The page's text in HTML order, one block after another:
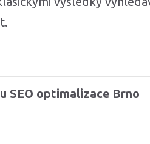
SEO optimalizace Brno